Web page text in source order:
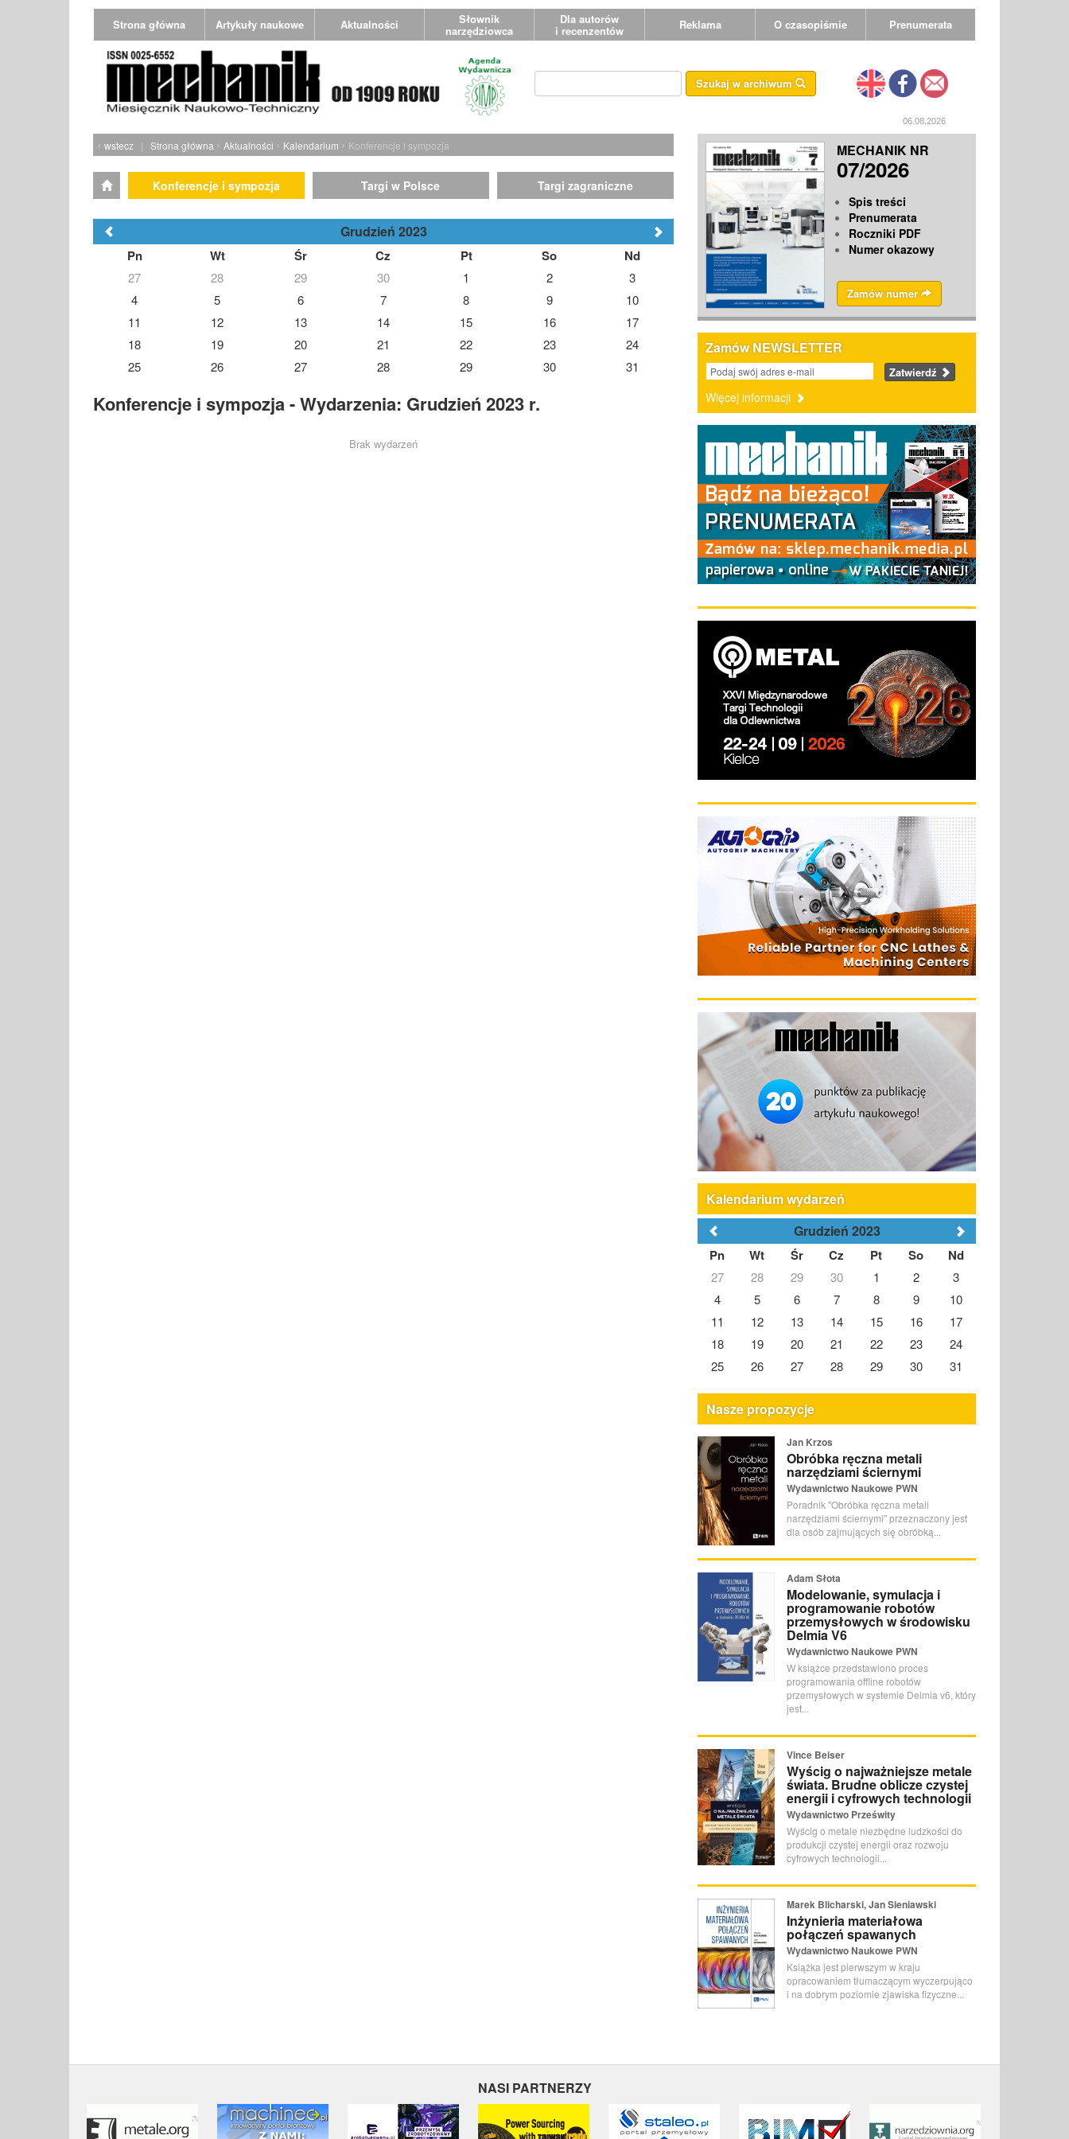
Strona główna Artykuły naukowe Aktualności Słownik
narzędziowca
Dla autorów
i recenzentów Reklama O czasopiśmie Prenumerata
Szukaj w archiwum
06.08.2026
‹ wstecz | Strona główna › Aktualności › Kalendarium › Konferencje i sympozja
Konferencje i sympozja Targi w Polsce Targi zagraniczne
Grudzień 2023
Pn Wt Śr Cz Pt So Nd
27 28 29 30 1 2
3
4
5 6 7 8 9
10
11
12 13 14 15 16
17
18
19 20 21 22 23
24
25
26 27 28 29 30 31
Konferencje i sympozja - Wydarzenia: Grudzień 2023 r.
Brak wydarzeń
MECHANIK NR
07/2026
Spis treści
Prenumerata
Roczniki PDF
Numer okazowy
Zamów numer
Zamów NEWSLETTER
Zatwierdź
Więcej informacji
Kalendarium wydarzeń
Grudzień 2023
Pn Wt Śr Cz Pt So Nd
27 28 29 30 1 2
3
4
5 6 7 8 9
10
11
12 13 14 15 16
17
18
19 20 21 22 23
24
25
26 27 28 29 30 31
Nasze propozycje
Jan Krzos
Obróbka ręczna metali
narzędziami ściernymi
Wydawnictwo Naukowe PWN
Poradnik "Obróbka ręczna metali
narzędziami ściernymi" przeznaczony jest
dla osób zajmujących się obróbką...
Adam Słota
Modelowanie, symulacja i
programowanie robotów
przemysłowych w środowisku
Delmia V6
Wydawnictwo Naukowe PWN
W książce przedstawiono proces
programowania offline robotów
przemysłowych w systemie Delmia v6, który
jest...
Vince Beiser
Wyścig o najważniejsze metale
świata. Brudne oblicze czystej
energii i cyfrowych technologii
Wydawnictwo Prześwity
Wyścig o metale niezbędne ludzkości do
produkcji czystej energii oraz rozwoju
cyfrowych technologii...
Marek Blicharski, Jan Sieniawski
Inżynieria materiałowa
połączeń spawanych
Wydawnictwo Naukowe PWN
Książka jest pierwszym w kraju
opracowaniem tłumaczącym wyczerpująco
i na dobrym poziomie zjawiska fizyczne...
NASI PARTNERZY